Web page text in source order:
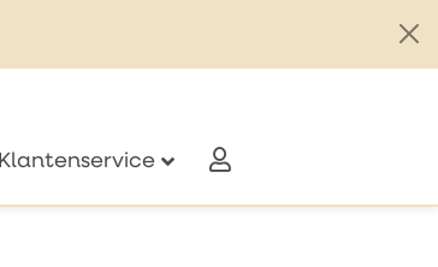
Klantenservice